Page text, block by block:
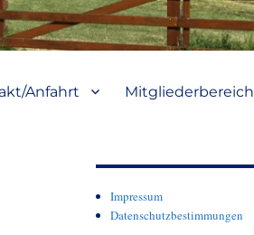
Anfahrt Mitgliederbereich
Impressum
Datenschutzbestimmungen